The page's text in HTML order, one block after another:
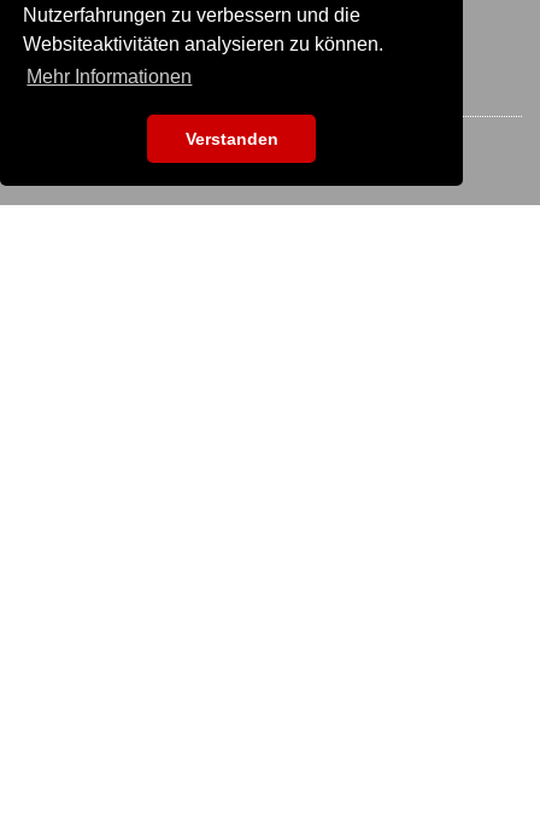
Nutzerfahrungen zu verbessern und die
Websiteaktivitäten analysieren zu können.
Mehr Informationen
Verstanden
Sonst besuche unser Hilfe- und Kontaktcenter:
Zu
Hilfe und Kontaktwechseln
BLEIB IN VERBINDUNG